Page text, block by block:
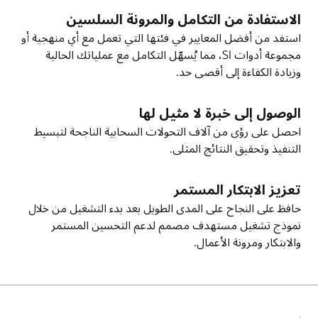
الاستفادة من التكامل والمرونة السلسين
استفد من أفضل المعايير في فئتها التي تعمل مع أي منهجية أو
مجموعة أدوات SI، مما يُسهّل التكامل مع عملياتك الحالية
وزيادة الكفاءة إلى أقصى حد.
الوصول إلى خبرة لا مثيل لها
احصل على رؤى من آلاف التحولات السحابية الناجحة لتبسيط
التنفيذ وتحقيق النتائج المثلى.
تعزيز الابتكار المستمر
حافظ على النجاح على المدى الطويل بعد بدء التشغيل من خلال
نموذج تشغيل مستهدف مصمم لدعم التحسين المستمر
والابتكار ومرونة الأعمال.